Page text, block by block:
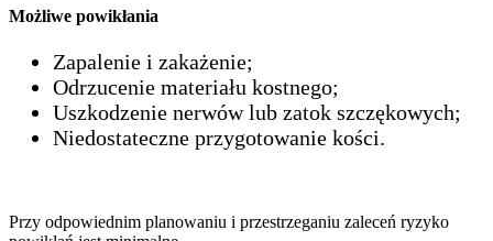
Możliwe powikłania
Zapalenie i zakażenie;
Odrzucenie materiału kostnego;
Uszkodzenie nerwów lub zatok szczękowych;
Niedostateczne przygotowanie kości.
Przy odpowiednim planowaniu i przestrzeganiu zaleceń ryzyko